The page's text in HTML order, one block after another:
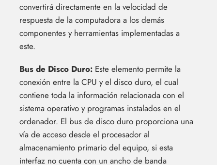
convertirá directamente en la velocidad de
respuesta de la computadora a los demás
componentes y herramientas implementadas a
este.
Bus de Disco Duro: Este elemento permite la
conexión entre la CPU y el disco duro, el cual
contiene toda la información relacionada con el
sistema operativo y programas instalados en el
ordenador. El bus de disco duro proporciona una
vía de acceso desde el procesador al
almacenamiento primario del equipo, si esta
interfaz no cuenta con un ancho de banda